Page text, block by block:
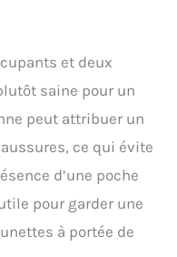
et deux
saine pour un
peut attribuer un
ce qui évite
d’une poche
pour garder une
à portée de